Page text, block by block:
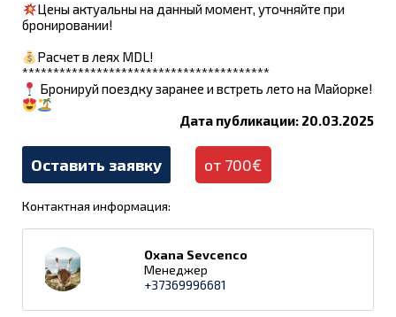
Цены актуальны на данный момент, уточняйте при
бронировании!
Расчет в леях MDL!
****************************************
Бронируй поездку заранее и встреть лето на Майорке!
Дата публикации: 20.03.2025
Оставить заявку от 700€
Контактная информация:
Oxana Sevcenco
Менеджер
+37369996681